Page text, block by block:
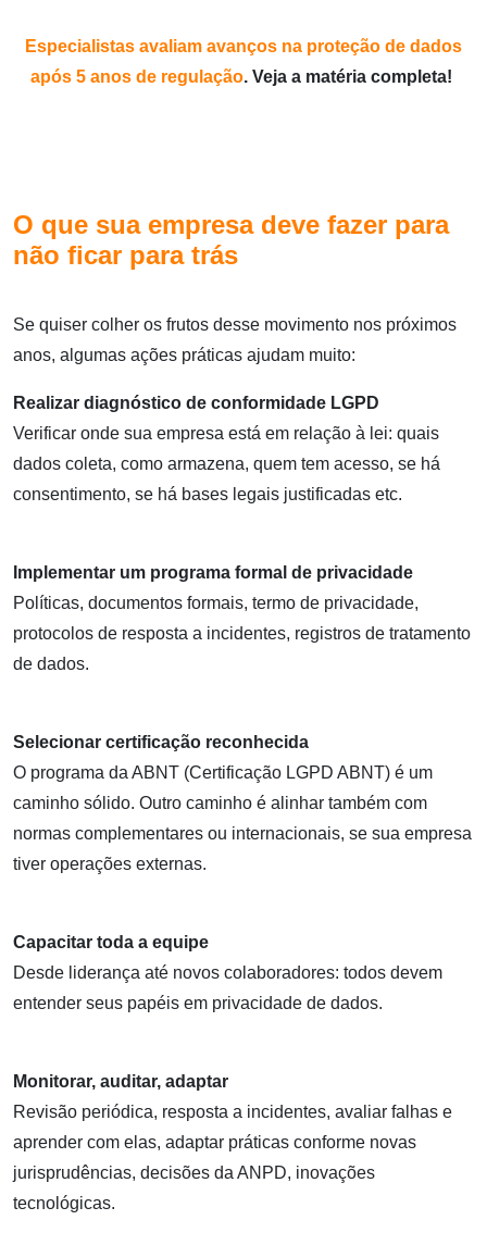
Especialistas avaliam avanços na proteção de dados
após 5 anos de regulação. Veja a matéria completa!
O que sua empresa deve fazer para
não ficar para trás
Se quiser colher os frutos desse movimento nos próximos
anos, algumas ações práticas ajudam muito:
Realizar diagnóstico de conformidade LGPD
Verificar onde sua empresa está em relação à lei: quais
dados coleta, como armazena, quem tem acesso, se há
consentimento, se há bases legais justificadas etc.
Implementar um programa formal de privacidade
Políticas, documentos formais, termo de privacidade,
protocolos de resposta a incidentes, registros de tratamento
de dados.
Selecionar certificação reconhecida
O programa da ABNT (Certificação LGPD ABNT) é um
caminho sólido. Outro caminho é alinhar também com
normas complementares ou internacionais, se sua empresa
tiver operações externas.
Capacitar toda a equipe
Desde liderança até novos colaboradores: todos devem
entender seus papéis em privacidade de dados.
Monitorar, auditar, adaptar
Revisão periódica, resposta a incidentes, avaliar falhas e
aprender com elas, adaptar práticas conforme novas
jurisprudências, decisões da ANPD, inovações
tecnológicas.